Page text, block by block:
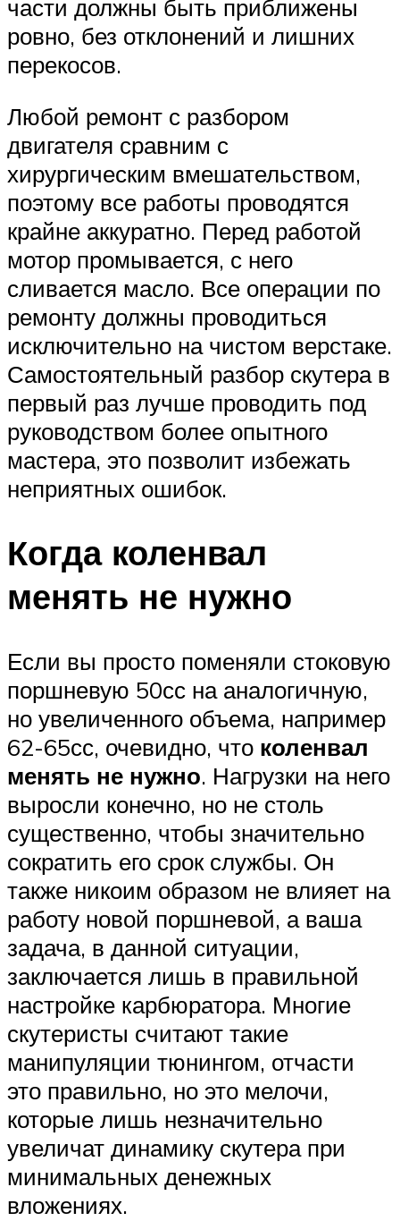
части должны быть приближены
ровно, без отклонений и лишних
перекосов.
Любой ремонт с разбором
двигателя сравним с
хирургическим вмешательством,
поэтому все работы проводятся
крайне аккуратно. Перед работой
мотор промывается, с него
сливается масло. Все операции по
ремонту должны проводиться
исключительно на чистом верстаке.
Самостоятельный разбор скутера в
первый раз лучше проводить под
руководством более опытного
мастера, это позволит избежать
неприятных ошибок.
Когда коленвал
менять не нужно
Если вы просто поменяли стоковую
поршневую 50сс на аналогичную,
но увеличенного объема, например
62-65сс, очевидно, что коленвал
менять не нужно. Нагрузки на него
выросли конечно, но не столь
существенно, чтобы значительно
сократить его срок службы. Он
также никоим образом не влияет на
работу новой поршневой, а ваша
задача, в данной ситуации,
заключается лишь в правильной
настройке карбюратора. Многие
скутеристы считают такие
манипуляции тюнингом, отчасти
это правильно, но это мелочи,
которые лишь незначительно
увеличат динамику скутера при
минимальных денежных
вложениях.